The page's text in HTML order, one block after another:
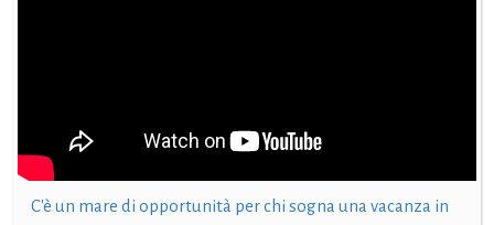
C'è un mare di opportunità per chi sogna una vacanza in